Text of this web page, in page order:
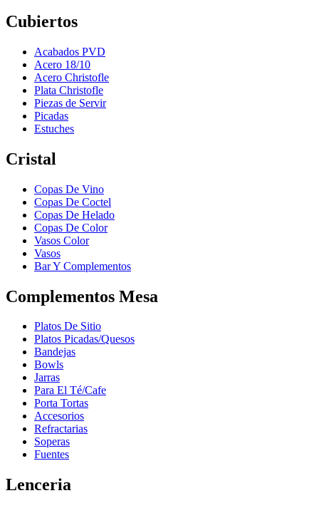
Cubiertos
Acabados PVD
Acero 18/10
Acero Christofle
Plata Christofle
Piezas de Servir
Picadas
Estuches
Cristal
Copas De Vino
Copas De Coctel
Copas De Helado
Copas De Color
Vasos Color
Vasos
Bar Y Complementos
Complementos Mesa
Platos De Sitio
Platos Picadas/Quesos
Bandejas
Bowls
Jarras
Para El Té/Cafe
Porta Tortas
Accesorios
Refractarias
Soperas
Fuentes
Lenceria